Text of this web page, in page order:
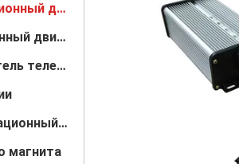
Бесчещевой вибрационный двигатель
Мобильный вибрационный двигатель
Вибрационный двигатель телефона
Промышленный вибрационный двигатель
магнита